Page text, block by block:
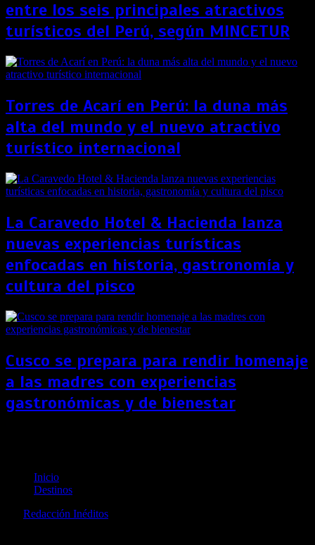
entre los seis principales atractivos
turísticos del Perú, según MINCETUR
Torres de Acarí en Perú: la duna más
alta del mundo y el nuevo atractivo
turístico internacional
La Caravedo Hotel & Hacienda lanza
nuevas experiencias turísticas
enfocadas en historia, gastronomía y
cultura del pisco
Cusco se prepara para rendir homenaje
a las madres con experiencias
gastronómicas y de bienestar
Inicio
Destinos
Redacción Inéditos